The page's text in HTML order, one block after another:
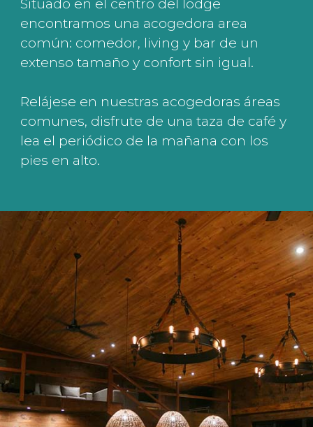
Situado en el centro del lodge
encontramos una acogedora area
común: comedor, living y bar de un
extenso tamaño y confort sin igual.
Relájese en nuestras acogedoras áreas
comunes, disfrute de una taza de café y
lea el periódico de la mañana con los
pies en alto.